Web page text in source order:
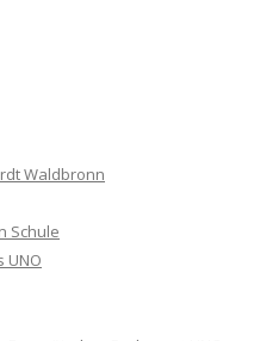
Waldbronn
Schule
UNO